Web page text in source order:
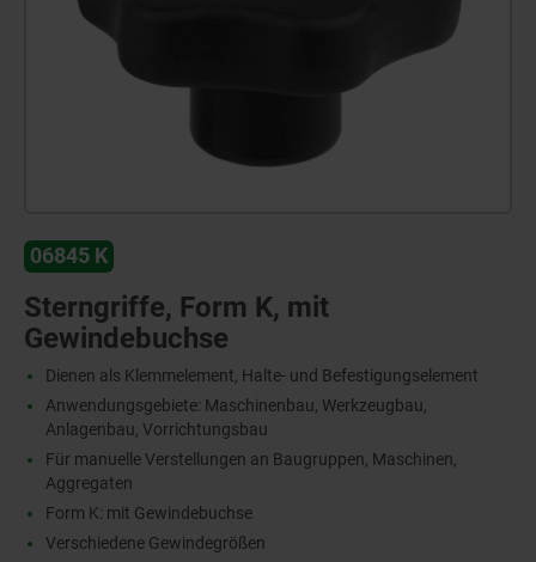
06845 K
Sterngriffe, Form K, mit
Gewindebuchse
Dienen als Klemmelement, Halte- und Befestigungselement
Anwendungsgebiete: Maschinenbau, Werkzeugbau,
Anlagenbau, Vorrichtungsbau
Für manuelle Verstellungen an Baugruppen, Maschinen,
Aggregaten
Form K: mit Gewindebuchse
Verschiedene Gewindegrößen